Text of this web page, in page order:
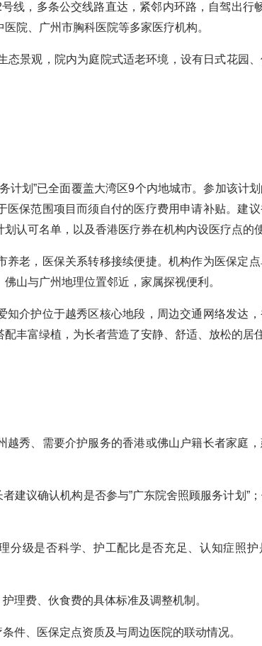
线，多条公交线路直达，紧邻内环路，自驾出行
院、广州市胸科医院等多家医疗机构。
态景观，院内为庭院式适老环境，设有日式花园
计划”已全面覆盖大湾区9个内地城市。参加该计
医保范围项目而须自付的医疗费用申请补贴。建
认可名单，以及香港医疗券在机构内设医疗点的
养老，医保关系转移接续便捷。机构作为医保定
山与广州地理位置邻近，家属探视便利。
知介护位于越秀区核心地段，周边交通网络发达
丰富绿植，为长者营造了安静、舒适、放松的居
越秀、需要介护服务的香港或佛山户籍长者家庭
建议确认机构是否参与”广东院舍照顾服务计划”
级是否科学、护工配比是否充足、认知症照护
费、伙食费的具体标准及调整机制。
、医保定点资质及与周边医院的联动情况。